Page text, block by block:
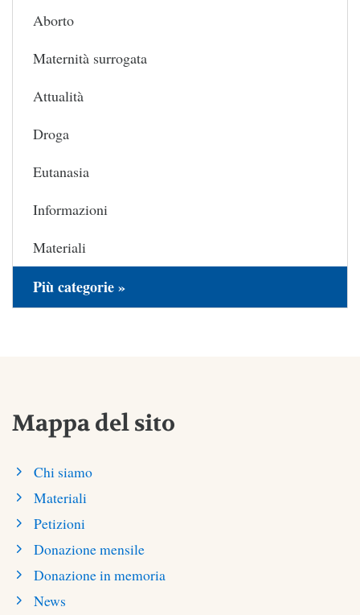
Aborto
Maternità surrogata
Attualità
Droga
Eutanasia
Informazioni
Materiali
Più categorie »
Mappa del sito
Chi siamo
Materiali
Petizioni
Donazione mensile
Donazione in memoria
News